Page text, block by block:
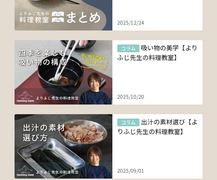
2025/12/24
コラム
吸い物の美学【より
ふじ先生の料理教室】
2025/10/20
コラム
出汁の素材選び【よ
りふじ先生の料理教室】
2025/09/01